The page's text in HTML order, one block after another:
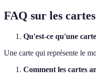
FAQ sur les
Qu'est-ce qu'une
Une carte qui représente le
Comment les cartes